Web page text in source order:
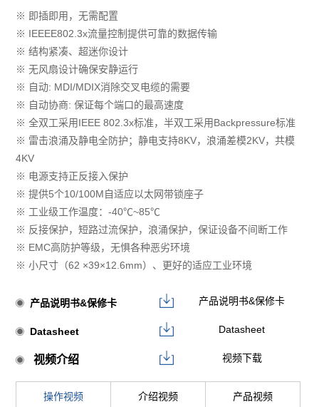
※ 即插即用，无需配置
※ IEEEE802.3x流量控制提供可靠的数据传输
※ 结构紧凑、超迷你设计
※ 无风扇设计确保安静运行
※ 自动: MDI/MDIX消除交叉电缆的需要
※ 自动协商: 保证每个端口的最高速度
※ 全双工采用IEEE 802.3x标准，半双工采用Backpressure标准
※ 雷击浪涌及静电全防护；静电支持8KV，浪涌差模2KV，共模
4KV
※ 电源支持正反接入保护
※ 提供5个10/100M自适应以太网带锁座子
※ 工业级工作温度：-40℃~85℃
※ 反接保护，短路过流保护，浪涌保护，保证设备不间断⼯作
※ EMC⾼防护等级，⽆惧各种恶劣环境
※ 小尺寸（62 ×39×12.6mm）、更好的适应工业环境
产品说明书&保修卡 产品说明书&保修卡
Datasheet Datasheet
视频介绍 视频下载
操作视频 介绍视频 产品视频